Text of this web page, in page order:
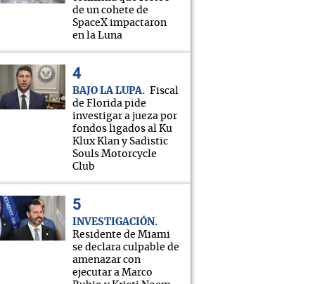
de un cohete de
SpaceX impactaron
en la Luna
BAJO LA LUPA
Fiscal
de Florida pide
investigar a jueza por
fondos ligados al Ku
Klux Klan y Sadistic
Souls Motorcycle
Club
INVESTIGACIÓN
Residente de Miami
se declara culpable de
amenazar con
ejecutar a Marco